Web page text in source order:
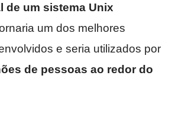
de um sistema Unix
um dos melhores
e seria utilizados por
de pessoas ao redor do